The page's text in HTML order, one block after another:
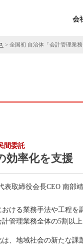
会
> 全国初 自治体「会計管理業
間委託
効率化を支援
取締役会長CEO 南部靖
ける業務手法や工程
管理業務全体の5割以
、地域社会の新たな